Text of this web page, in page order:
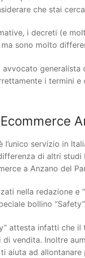
che stai
i decreti (e
sono molto
avvocato
i termini
l’unico servizio in
di altri
a Anzano del
nella redazione e
bollino “Safety”.
attesta infatti che
vendita. Inoltre
aiuta ad